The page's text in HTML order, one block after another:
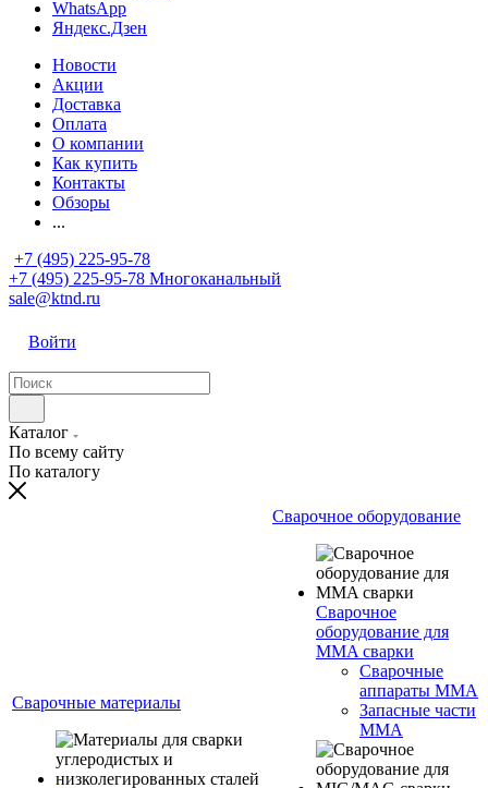
WhatsApp
Яндекс.Дзен
Новости
Акции
Доставка
Оплата
О компании
Как купить
Контакты
Обзоры
...
+7 (495) 225-95-78
+7 (495) 225-95-78 Многоканальный
sale@ktnd.ru
Войти
Каталог
По всему сайту
По каталогу
Сварочные материалы
Сварочное оборудование
Сварочное
оборудование для
MMA сварки
Сварочные
аппараты MMA
Запасные части
MMA